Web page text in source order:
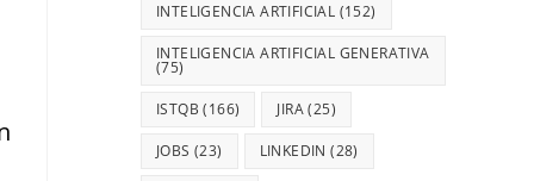
INTELIGENCIA ARTIFICIAL (152)
INTELIGENCIA ARTIFICIAL GENERATIVA
(75)
ISTQB (166) JIRA(25)
JOBS (23) LINKEDIN (28)